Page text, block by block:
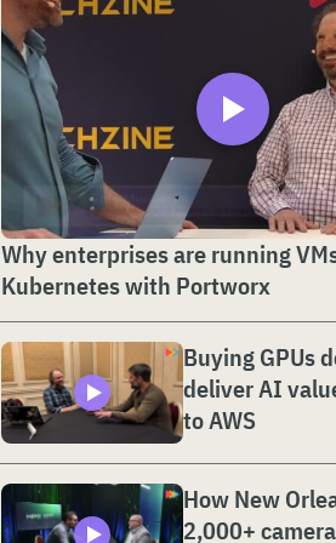
Why enterprises are running
Kubernetes with Portworx
Buying GPUs
deliver AI
to AWS
How New
2,000+